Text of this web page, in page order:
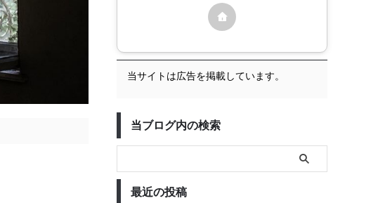
当サイトは広告を掲載しています。
当ブログ内の検索
最近の投稿